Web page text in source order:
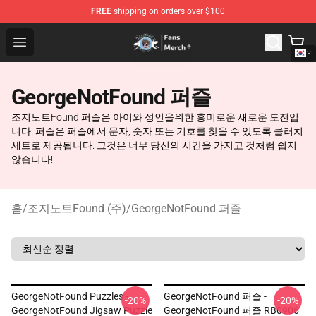
FREE shipping on orders over $100
Open menu
GeorgeNotFound Store - Official GeorgeNotFound
GeorgeNotFound 퍼즐
조지노트Found 퍼즐은 아이와 성인을위한 흥미로운 새로운 도전입
니다. 퍼즐은 퍼즐에서 문자, 숫자 또는 기호를 찾을 수 있도록 클러치
세트로 제공됩니다. 그것은 너무 당신의 시간을 가지고 것처럼 쉽지
않습니다!
홈/조지노트Found (주)/GeorgeNotFound 퍼즐
GeorgeNotFound Puzzles -
GeorgeNotFound Jigsaw Puzzle
-20%
GeorgeNotFound 퍼즐 -
GeorgeNotFound 퍼즐 RB0906
-20%